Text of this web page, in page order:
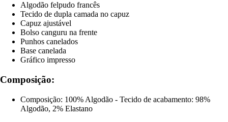
Algodão felpudo francês
Tecido de dupla camada no capuz
Capuz ajustável
Bolso canguru na frente
Punhos canelados
Base canelada
Gráfico impresso
Composição:
Composição: 100% Algodão - Tecido de acabamento: 98%
Algodão, 2% Elastano